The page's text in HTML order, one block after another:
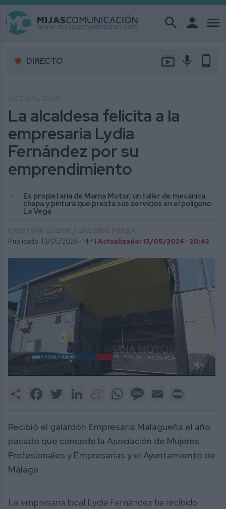
search person menu
DIRECTO live_tv mic phone_android
La alcaldesa felicita a la
empresaria Lydia
Fernández por su
emprendimiento
Es propietaria de Marna Motor, un taller de mecánica,
chapa y pintura que presta sus servicios en el polígono
La Vega
Publicado: 13/05/2026 · 14:41 Actualizado: 13/05/2026 · 20:42
2
Share FacebookTwitter LinkedInMeneameWhatsAppMessage
Email
Recibió el galardón Empresaria Malagueña el año
pasado que concede la Asociación de Mujeres
Profesionales y Empresarias y el Ayuntamiento de
Málaga
La empresaria local Lydia Fernández ha recibido